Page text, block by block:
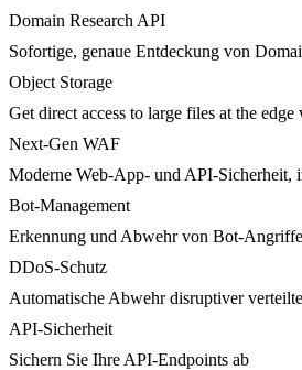
Domain Research API
Sofortige, genaue Entdeckung von
Object Storage
Get direct access to large files at the edge
Next-Gen WAF
Moderne Web-App- und API-Sicherheit,
Bot-Management
Erkennung und Abwehr von Bot-
DDoS-Schutz
Automatische Abwehr disruptiver
API-Sicherheit
Sichern Sie Ihre API-Endpoints ab